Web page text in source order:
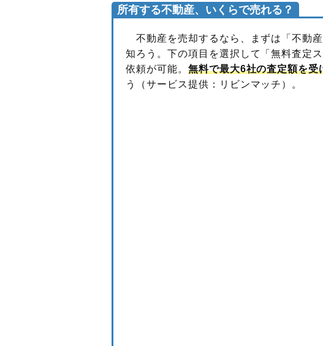
所有する不動産、いくらで売れる？
不動産を売却するなら、まずは「不動
知ろう。下の項目を選択して「無料査定
依頼が可能。 無料で最大6社の査定額を受
う（サービス提供：リビンマッチ）。